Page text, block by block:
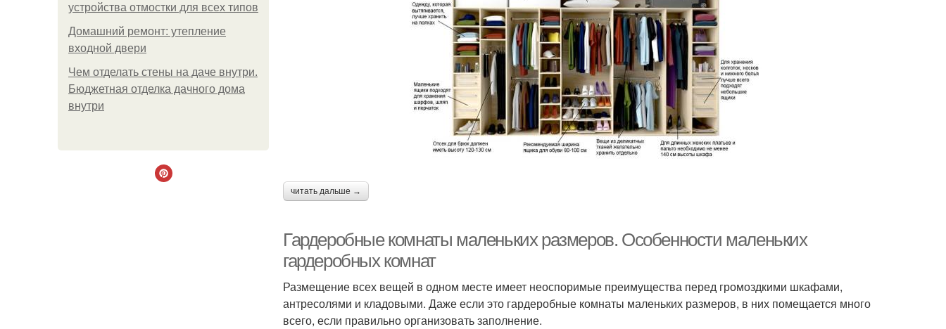
устройства отмостки для всех типов
Домашний ремонт: утепление
входной двери
Чем отделать стены на даче внутри.
Бюджетная отделка дачного дома
внутри
читать дальше →
Гардеробные комнаты маленьких размеров. Особенности маленьких
гардеробных комнат
Размещение всех вещей в одном месте имеет неоспоримые преимущества перед громоздкими шкафами,
антресолями и кладовыми. Даже если это гардеробные комнаты маленьких размеров, в них помещается много
всего, если правильно организовать заполнение.